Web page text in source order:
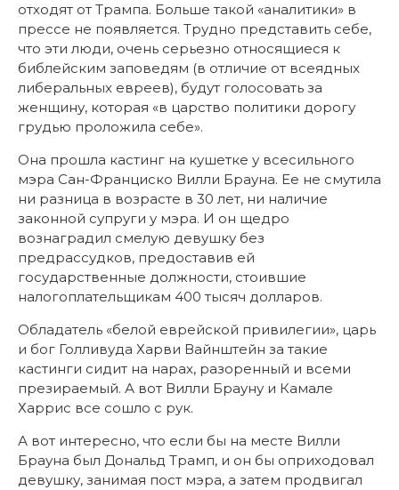
отходят от Трампа. Больше такой «аналитики» в
прессе не появляется. Трудно представить себе,
что эти люди, очень серьезно относящиеся к
библейским заповедям (в отличие от всеядных
либеральных евреев), будут голосовать за
женщину, которая «в царство политики дорогу
грудью проложила себе».
Она прошла кастинг на кушетке у всесильного
мэра Сан-Франциско Вилли Брауна. Ее не смутила
ни разница в возрасте в 30 лет, ни наличие
законной супруги у мэра. И он щедро
вознаградил смелую девушку без
предрассудков, предоставив ей
государственные должности, стоившие
налогоплательщикам 400 тысяч долларов.
Обладатель «белой еврейской привилегии», царь
и бог Голливуда Харви Вайнштейн за такие
кастинги сидит на нарах, разоренный и всеми
презираемый. А вот Вилли Брауну и Камале
Харрис все сошло с рук.
А вот интересно, что если бы на месте Вилли
Брауна был Дональд Трамп, и он бы оприходовал
девушку, занимая пост мэра, а затем продвигал